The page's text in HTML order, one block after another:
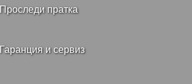
Проследи пратка
Гаранция и сервиз